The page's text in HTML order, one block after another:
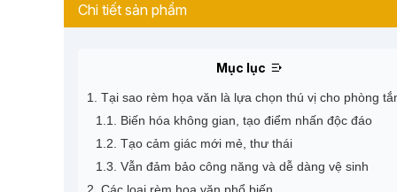
Chi tiết sản phẩm
Mục lục
1. Tại sao rèm họa văn là lựa chọn thú vị cho phòng
1.1. Biến hóa không gian, tạo điểm nhấn độc đáo
1.2. Tạo cảm giác mới mẻ, thư thái
1.3. Vẫn đảm bảo công năng và dễ dàng vệ sinh